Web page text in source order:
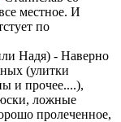
местное. И
по
Надя) - Наверно
(улитки
и прочее....),
ложные
пролеченное,